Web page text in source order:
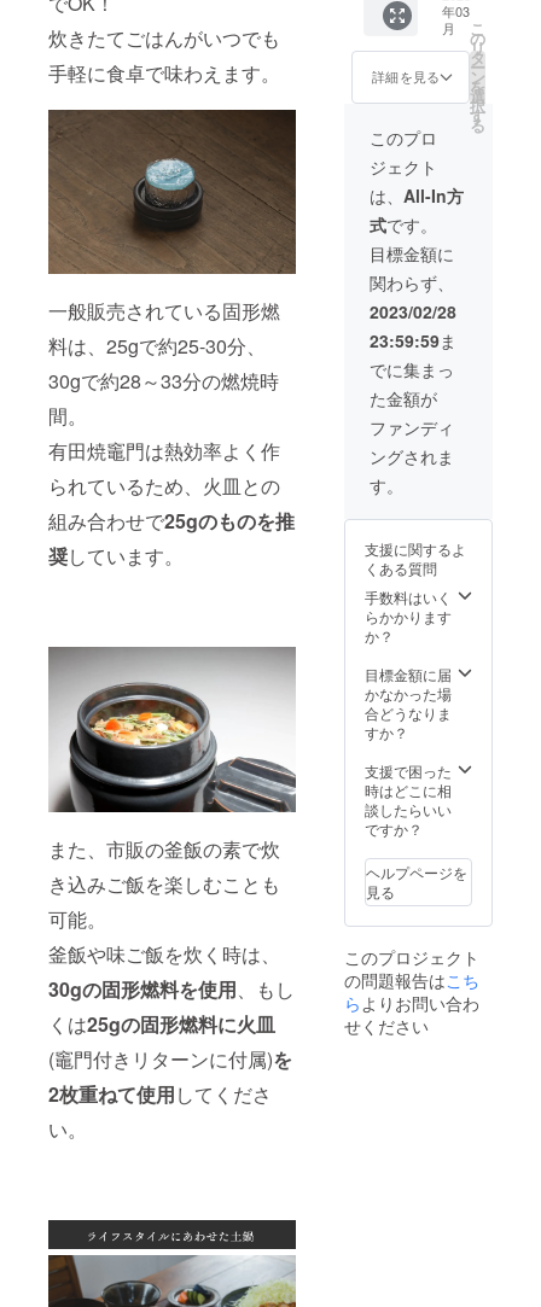
炊きたてごはんがいつでも
手軽に食卓で味わえます。
一般販売されている固形燃
料は、25gで約25-30分、
30gで約28～33分の燃焼時
間。
有田焼竈門は熱効率よく作
られているため、火皿との
組み合わせで25gのものを推
奨しています。
また、市販の釜飯の素で炊
き込みご飯を楽しむことも
可能。
釜飯や味ご飯を炊く時は、
30gの固形燃料を使用 、もし
くは25gの固形燃料に火皿
(竈門付きリターンに付属)を
2枚重ねて使用してくださ
い。
体は同
梱され
ん。土
鍋の支
望され
る場合
はまと
め支援
て合わ
せてお
求めく
ださ
い。
はすべ
て税・
送料込
みの価
す。 備
メッ
セージ
を書き
込みよ
ろしく
お願い
しま
す。
円（税
込） ・
割引
率
援価
格
12,210
円 ＊配
送お届
け予定
2023年
3月末
（九州
福岡か
らの発
送とな
りま
す。）
＊記載
の価格
はすべ
て税・
格とな
りま
す。
年03
月
詳細を見る
こ
の
リ
タ
ー
ン
を
選
択
す
る
このプロ
ジェクト
は、 All-In方
式です。
目標金額に
関わらず、
2023/02/28
23:59:59ま
でに集まっ
た金額が
ファンディ
ングされま
す。
支援に関するよ
くある質問
手数料はいく
らかかります
か？
目標金額に届
かなかった場
合どうなりま
すか？
支援で困った
時はどこに相
談したらいい
ですか？
ヘルプページを
見る
このプロジェクト
の問題報告はこち
ら よりお問い合わ
せください